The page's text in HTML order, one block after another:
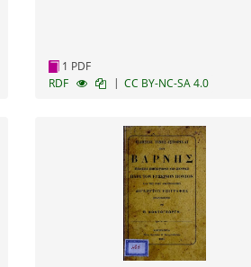
1 PDF
RDF
| CC BY-NC-SA 4.0